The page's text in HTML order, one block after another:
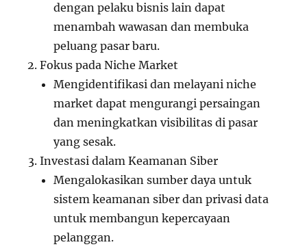
dengan pelaku bisnis lain dapat
menambah wawasan dan membuka
peluang pasar baru.
Fokus pada Niche Market
Mengidentifikasi dan melayani niche
market dapat mengurangi persaingan
dan meningkatkan visibilitas di pasar
yang sesak.
Investasi dalam Keamanan Siber
Mengalokasikan sumber daya untuk
sistem keamanan siber dan privasi data
untuk membangun kepercayaan
pelanggan.